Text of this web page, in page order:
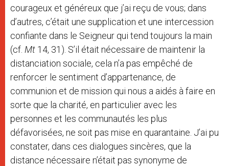
courageux et généreux que j’ai reçu de vous; dans
d’autres, c’était une supplication et une intercession
confiante dans le Seigneur qui tend toujours la main
(cf. Mt 14, 31). S’il était nécessaire de maintenir la
distanciation sociale, cela n’a pas empêché de
renforcer le sentiment d’appartenance, de
communion et de mission qui nous a aidés à faire en
sorte que la charité, en particulier avec les
personnes et les communautés les plus
défavorisées, ne soit pas mise en quarantaine. J’ai pu
constater, dans ces dialogues sincères, que la
distance nécessaire n’était pas synonyme de